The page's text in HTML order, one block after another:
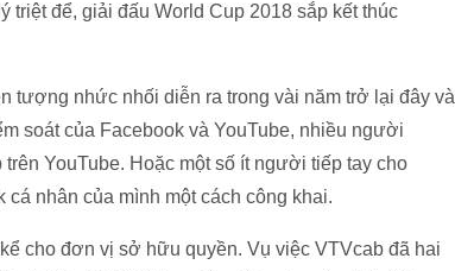
để, giải đấu World Cup 2018 sắp kết thúc
tượng nhức nhối diễn ra trong vài năm trở lại đây và
soát của Facebook và YouTube, nhiều người
YouTube. Hoặc một số ít người tiếp tay cho
cá nhân của mình một cách công khai.
cho đơn vị sở hữu quyền. Vụ việc VTVcab đã hai